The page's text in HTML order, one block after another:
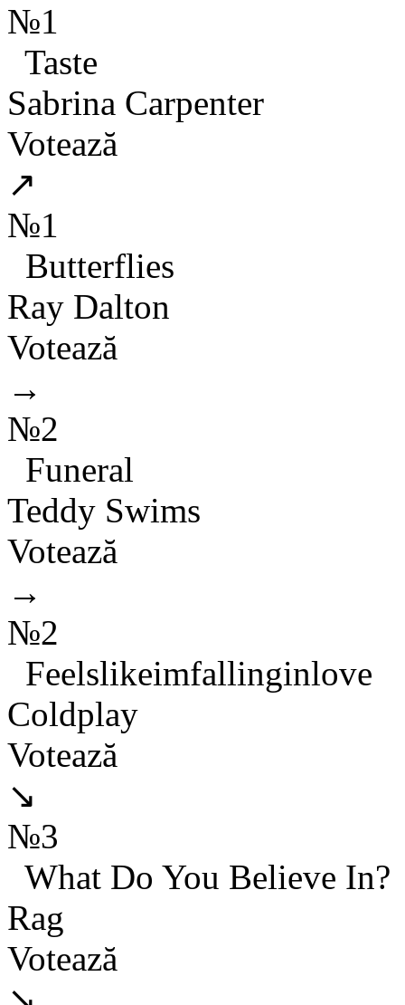
№1
Taste
Sabrina Carpenter
Votează
↗
№1
Butterflies
Ray Dalton
Votează
→
№2
Funeral
Teddy Swims
Votează
→
№2
Feelslikeimfallinginlove
Coldplay
Votează
↘
№3
What Do You Believe In?
Rag
Votează